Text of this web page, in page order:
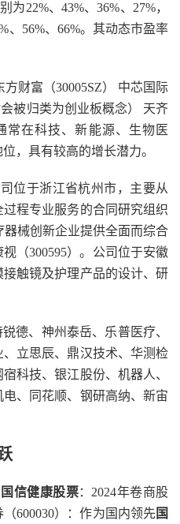
为22%、43%、36%、27%，
、56%、66%。其动态市盈率
方财富（30005SZ） 中芯国际
会被归类为创业板概念） 天齐
常在科技、新能源、生物医
，具有较高的增长潜力。
位于浙江省杭州市，主要从
程专业服务的合同研究组织
器械创新企业提供全面而综合
（300595）。公司位于安徽
触镜及护理产品的设计、研
德、神州泰岳、乐普医疗、
立思辰、鼎汉技术、华测检
科技、银江股份、机器人、
、同花顺、钢研高纳、新宙
国信健康股票：2024年卷商股
600030）：作为国内领先国